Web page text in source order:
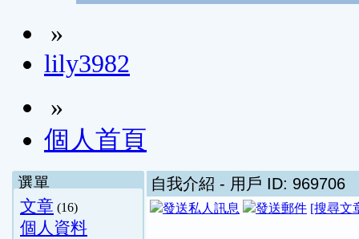
»
lily3982
»
個人首頁
選單
文章 (16)
個人資料
自我介紹 - 用戶 ID: 969706
[搜尋文